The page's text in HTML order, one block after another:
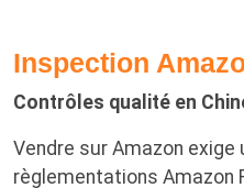
Inspection
Contrôles qualité en
Vendre sur Amazon
règlementations Amazon